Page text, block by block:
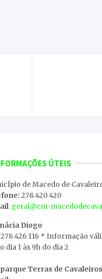
ÚTEIS
de Macedo de
278 420 420
: geral@cm-
Diogo
278 426 116 * Informação
dia 1 às 9h do dia 2
Terras de Cavaleiros